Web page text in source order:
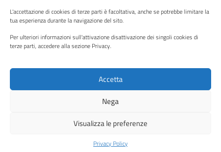
L'accettazione di cookies di terze parti è facoltativa, anche se potrebbe limitare la
tua esperienza durante la navigazione del sito.
Per ulteriori informazioni sull'attivazione disattivazione dei singoli cookies di
terze parti, accedere alla sezione Privacy.
Accetta
Nega
Visualizza le preferenze
Privacy Policy
Piano di miglioramento del sito
Instagram